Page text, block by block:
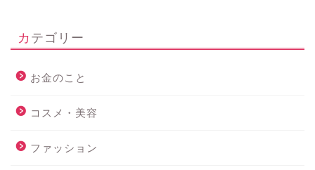
カテゴリー
お金のこと
コスメ・美容
ファッション